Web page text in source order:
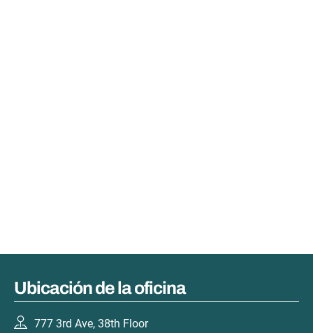
Ubicación de la oficina
777 3rd Ave, 38th Floor